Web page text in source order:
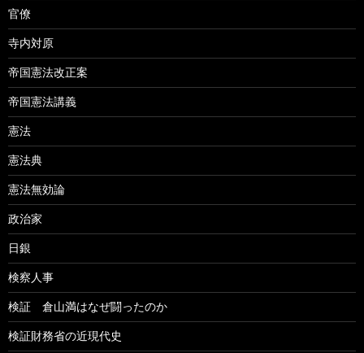
官僚
寺内対原
帝国憲法改正案
帝国憲法講義
憲法
憲法典
憲法無効論
政治家
日銀
検察人事
検証 倉山満はなぜ闘ったのか
検証財務省の近現代史